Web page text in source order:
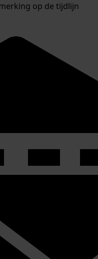
op de tijdlijn